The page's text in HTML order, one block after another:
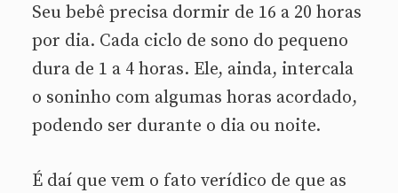
Seu bebê precisa dormir de 16 a 20 horas
por dia. Cada ciclo de sono do pequeno
dura de 1 a 4 horas. Ele, ainda, intercala
o soninho com algumas horas acordado,
podendo ser durante o dia ou noite.
É daí que vem o fato verídico de que as